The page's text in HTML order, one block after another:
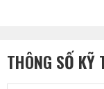
THÔNG SỐ KỸ